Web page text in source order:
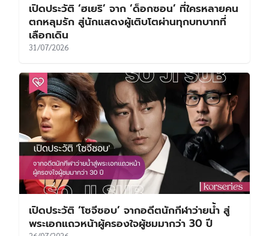
เปิดประวัติ ‘ฮเยริ’ จาก ‘ด็อกซอน’ ที่ใครหลายคน
ตกหลุมรัก สู่นักแสดงผู้เติบโตผ่านทุกบทบาทที่
เลือกเดิน
31/07/2026
เปิดประวัติ ‘โซจีซอบ’ จากอดีตนักกีฬาว่ายน้ำ สู่
พระเอกแถวหน้าผู้ครองใจผู้ชมมากว่า 30 ปี